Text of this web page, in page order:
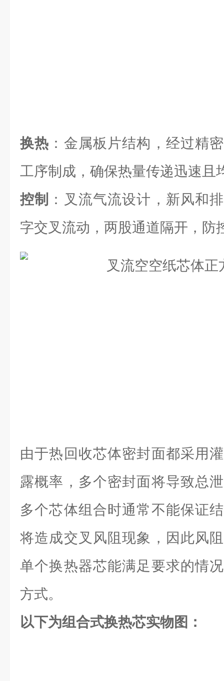
换热 ：金属板片结构，经过精
工序制成，确保热量传递迅速且
控制
：叉流气流设计，新风和
字交叉流动，两股通道隔开，防
由于热回收芯体密封面都采用
露概率，多个密封面将导致总
多个芯体组合时通常不能保证
将造成交叉风阻现象，因此风
单个换热器芯能满足要求的情
方式。
以下为组合式换热芯实物图：